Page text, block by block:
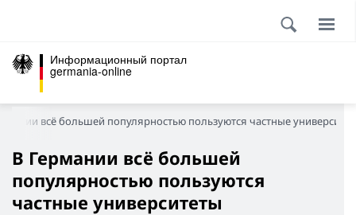
Информационный портал
germania-online
всё большей популярностью пользуются частные
В Германии всё большей
популярностью пользуются
частные университеты